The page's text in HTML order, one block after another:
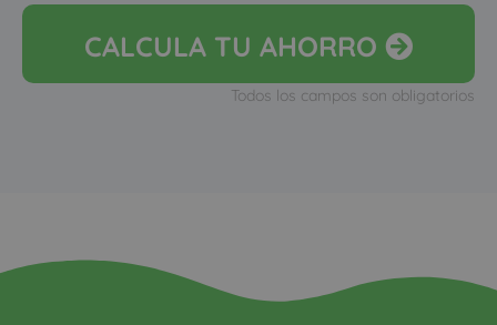
CALCULA TU AHORRO
Todos los campos son obligatorios